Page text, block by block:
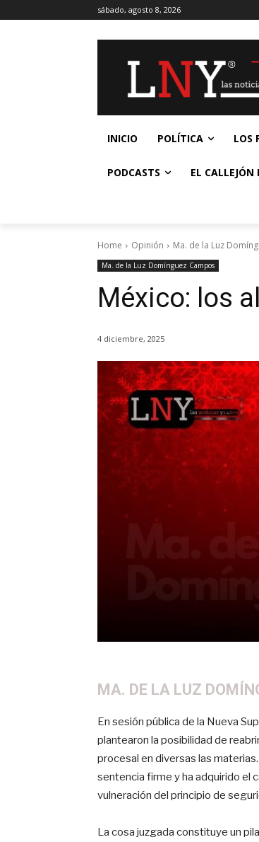
sábado, agosto 8, 2026
INICIO POLÍTICA LOS
PODCASTS EL CALLEJÓN
Home Opinión Ma. de la Luz
Ma. de la Luz Domínguez Campos
México: los
4 diciembre, 2025
MA. DE LA LUZ
En sesión pública de la Nueva
plantearon la posibilidad de
procesal en diversas las
sentencia firme y ha adquirido el
vulneración del principio de
La cosa juzgada constituye un